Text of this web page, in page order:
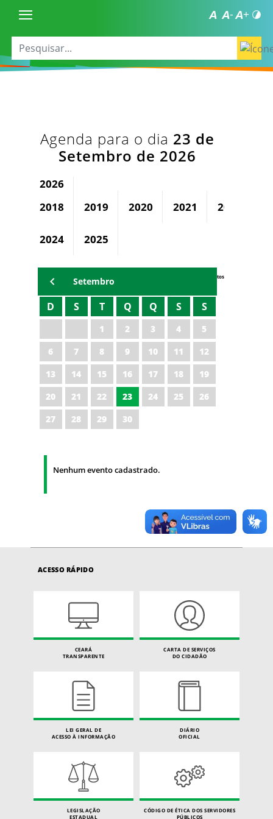
Agenda para o dia 23 de
Setembro de 2026
2026
2018
2019 2020 2021 2022
2024 2025
Eventos
Setembro
D S T Q Q S S
1 2 3 4
5
6
7 8 9 10 11
12
13
14 15 16 17 18
19
20
21 22 23 24 25
26
27
28 29 30
Nenhum evento cadastrado.
ACESSO RÁPIDO
CEARÁ
TRANSPARENTE
CARTA DE SERVIÇOS
DO CIDADÃO
LEI GERAL DE
ACESSO À INFORMAÇÃO
DIÁRIO
OFICIAL
LEGISLAÇÃO
ESTADUAL
CÓDIGO DE ÉTICA DOS SERVIDORES
PÚBLICOS